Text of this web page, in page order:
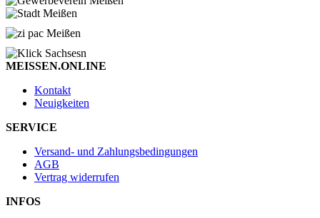
MEISSEN.ONLINE
Kontakt
Neuigkeiten
SERVICE
Versand- und Zahlungsbedingungen
AGB
Vertrag widerrufen
INFOS